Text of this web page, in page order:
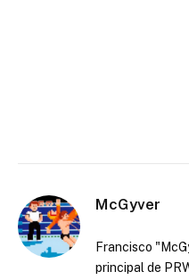
McGyver
Francisco
principal de